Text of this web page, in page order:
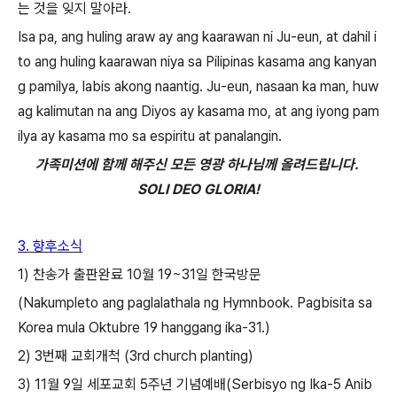
는 것을 잊지 말아라.
Isa pa, ang huling araw ay ang kaarawan ni Ju-eun, at dahil i
to ang huling kaarawan niya sa Pilipinas kasama ang kanyan
g pamilya, labis akong naantig. Ju-eun, nasaan ka man, huw
ag kalimutan na ang Diyos ay kasama mo, at ang iyong pam
ilya ay kasama mo sa espiritu at panalangin.
가족미션에 함께 해주신 모든 영광 하나님께 올려드립니다.
SOLI DEO GLORIA!
3. 향후소식
1) 찬송가 출판완료 10월 19~31일 한국방문
(Nakumpleto ang paglalathala ng Hymnbook. Pagbisita sa
Korea mula Oktubre 19 hanggang ika-31.)
2) 3번째 교회개척 (3rd church planting)
3) 11월 9일 세포교회 5주년 기념예배(Serbisyo ng Ika-5 Anib